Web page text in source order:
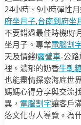
24小時、9小時彈性
府坐月子,台南到府坐
不要錯過最佳時機!好
坐月子。專業電腦割
天及價錢!露營車-公路
裡。濃郁的奶香牛軋
也能盡情探索海底世
媽媽心得分享與交流
異， 電腦割字讓客戶
落文化專人導覽。為